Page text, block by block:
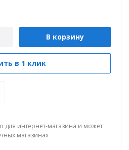
В корзину
в 1 клик
для интернет-магазина и может
магазинах